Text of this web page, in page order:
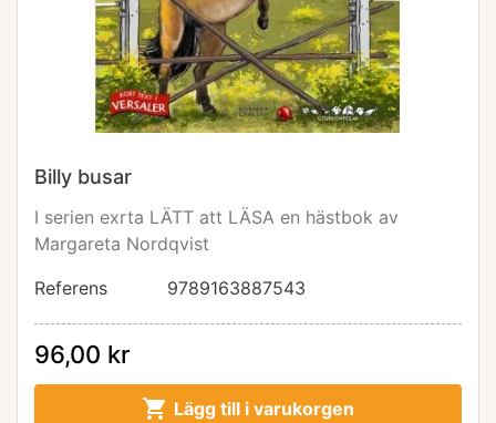
Billy busar
I serien exrta LÄTT att LÄSA en hästbok av
Margareta Nordqvist
Referens
9789163887543
96,00 kr
 Lägg till i varukorgen